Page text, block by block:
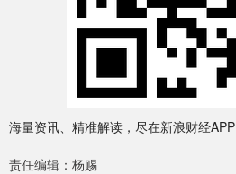
海量资讯、精准解读，尽在新浪财经APP
责任编辑：杨赐